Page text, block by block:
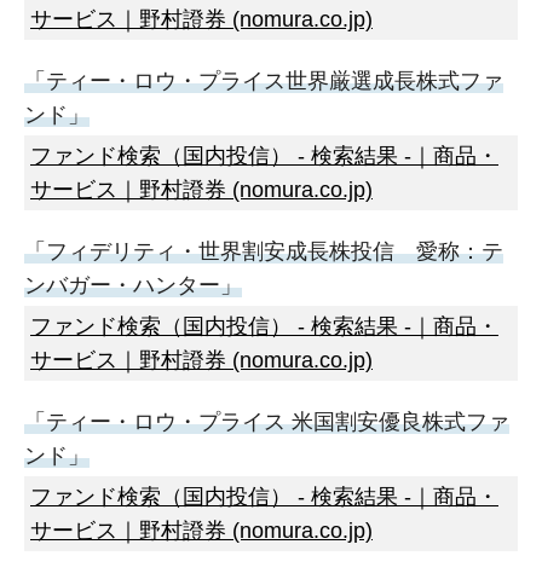
サービス｜野村證券 (nomura.co.jp)
「ティー・ロウ・プライス世界厳選成長株式ファ
ンド」
ファンド検索（国内投信） - 検索結果 -｜商品・
サービス｜野村證券 (nomura.co.jp)
「フィデリティ・世界割安成長株投信 愛称：テ
ンバガー・ハンター」
ファンド検索（国内投信） - 検索結果 -｜商品・
サービス｜野村證券 (nomura.co.jp)
「ティー・ロウ・プライス 米国割安優良株式ファ
ンド」
ファンド検索（国内投信） - 検索結果 -｜商品・
サービス｜野村證券 (nomura.co.jp)